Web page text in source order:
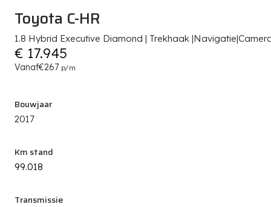
Toyota C-HR
1.8 Hybrid Executive Diamond | Trekhaak
€ 17.945
Vanaf€267 p/m
Bouwjaar
2017
Km stand
99.018
Transmissie